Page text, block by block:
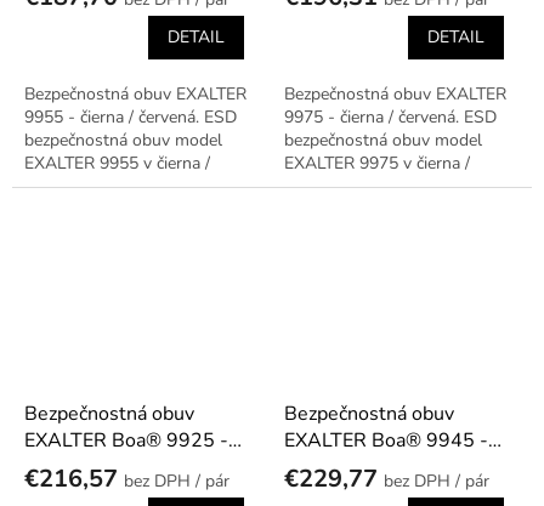
DETAIL
Bezpečnostná obuv EXALTER
9955 - čierna / červená. ESD
bezpečnostná obuv model
EXALTER 9955 v čierna /
červená prevedení.
DETAIL
Bezpečnostná obuv EXALTER
9975 - čierna / červená. ESD
bezpečnostná obuv model
EXALTER 9975 v čierna /
červená prevedení.
Bezpečnostná obuv
EXALTER Boa® 9925 -
čierna / zelená
€216,57
/ pár
Bezpečnostná obuv
EXALTER Boa® 9945 -
čierna / zelená
€229,77
/ pár